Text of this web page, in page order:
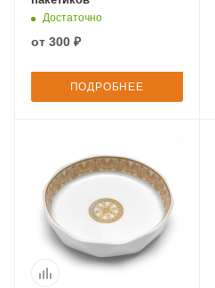
Достаточно
от 300 ₽
ПОДРОБНЕЕ